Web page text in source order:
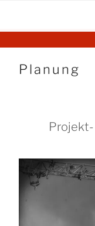
Zum
Inhalt
springenKRAN
Startseite
Planung